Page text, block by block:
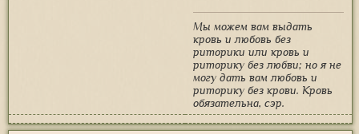
Мы можем вам выдать
кровь и любовь без
риторики или кровь и
риторику без любви; но я не
могу дать вам любовь и
риторику без крови. Кровь
обязательна, сэр.